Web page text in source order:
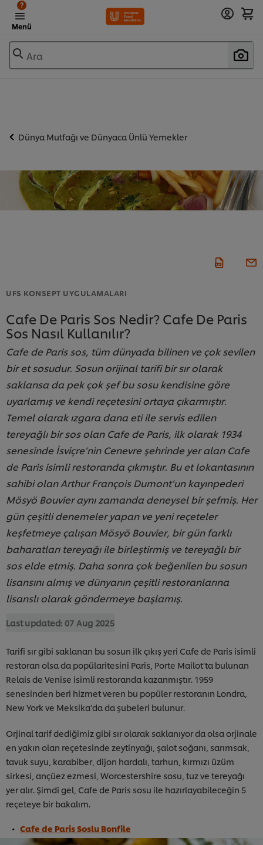
Menü
?
Ara
Dünya Mutfağı ve Dünyaca Ünlü Yemekler
UFS KONSEPT UYGULAMALARI
Cafe De Paris Sos Nedir? Cafe De Paris
Sos Nasıl Kullanılır?
Cafe de Paris sos, tüm dünyada bilinen ve çok sevilen
bir et sosudur. Sosun orijinal tarifi bir sır olarak
saklansa da pek çok şef bu sosu kendisine göre
uyarlamış ve kendi reçetesini ortaya çıkarmıştır.
Temel olarak ızgara dana eti ile servis edilen
tereyağlı bir sos olan Cafe de Paris, ilk olarak 1934
senesinde İsviçre’nin Cenevre şehrinde yer alan Cafe
de Paris isimli restoranda çıkmıştır. Bu et lokantasının
sahibi olan Arthur François Dumont’un kayınpederi
Mösyö Bouvier aynı zamanda deneysel bir şefmiş. Her
gün çeşitli denemeler yapan ve yeni reçeteler
keşfetmeye çalışan Mösyö Bouvier, bir gün farklı
baharatları tereyağı ile birleştirmiş ve tereyağlı bir
sos elde etmiş. Daha sonra çok beğenilen bu sosun
lisansını almış ve dünyanın çeşitli restoranlarına
lisanslı olarak göndermeye başlamış.
Last updated: 07 Aug 2025
Tarifi sır gibi saklanan bu sosun ilk çıkış yeri Cafe de Paris isimli
restoran olsa da popülaritesini Paris, Porte Mailot’ta bulunan
Relais de Venise isimli restoranda kazanmıştır. 1959
senesinden beri hizmet veren bu popüler restoranın Londra,
New York ve Meksika’da da şubeleri bulunur.
Orjinal tarif dediğimiz gibi sır olarak saklanıyor da olsa orjinale
en yakın olan reçetesinde zeytinyağı, şalot soğanı, sarımsak,
tavuk suyu, karabiber, dijon hardalı, tarhun, kırmızı üzüm
sirkesi, ançüez ezmesi, Worcestershire sosu, tuz ve tereyağı
yer alır. Şimdi gel, Cafe de Paris sosu ile hazırlayabileceğin 5
reçeteye bir bakalım.
Cafe de Paris Soslu Bonfile